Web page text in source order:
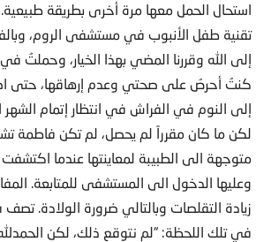
استحال الحمل معها مرة أخرى بطريقة
تقنية طفل الأنبوب في مستشفى الروم،
كنتُ أحرصُ على صحتي وعدم إرهاقها، حتى
إلى النوم في الفراش في انتظار إتمام الشهر
لكن ما كان مقرراً لم يحصل، لم تكن فاطمة
متوجهة الى الطبيبة لمعاينتها عندما
وعليها الدخول الى المستشفى للمتابعة.
زيادة التقلصات وبالتالي ضرورة الولادة.
في تلك اللحظة: “لم نتوقع ذلك، لكن